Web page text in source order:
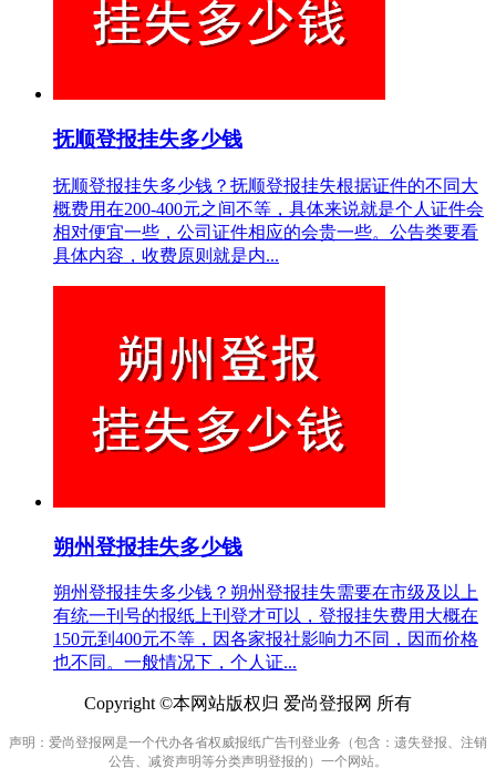
抚顺登报挂失多少钱
抚顺登报挂失多少钱？抚顺登报挂失根据证件的不同大
概费用在200-400元之间不等，具体来说就是个人证件会
相对便宜一些，公司证件相应的会贵一些。公告类要看
具体内容，收费原则就是内...
朔州登报挂失多少钱
朔州登报挂失多少钱？朔州登报挂失需要在市级及以上
有统一刊号的报纸上刊登才可以，登报挂失费用大概在
150元到400元不等，因各家报社影响力不同，因而价格
也不同。一般情况下，个人证...
Copyright ©本网站版权归 爱尚登报网 所有
声明：爱尚登报网是一个代办各省权威报纸广告刊登业务（包含：遗失登报、注销
公告、减资声明等分类声明登报的）一个网站。